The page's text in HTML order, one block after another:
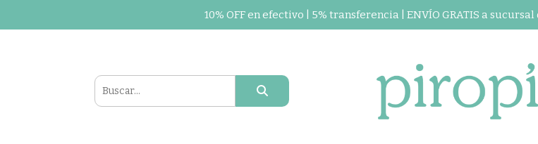
10% OFF en efectivo | 5% transferencia | ENVÍO GRATIS a